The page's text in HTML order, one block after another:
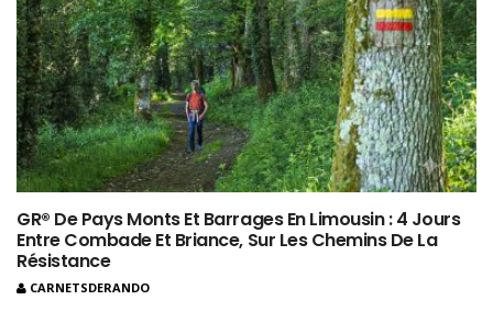
GR® De Pays Monts Et Barrages En Limousin : 4 Jours
Entre Combade Et Briance, Sur Les Chemins De La
Résistance
CARNETSDERANDO